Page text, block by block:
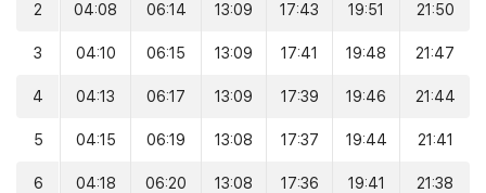
2 04:08 06:14 13:09 17:43 19:51 21:50
3 04:10 06:15 13:09 17:41 19:48 21:47
4 04:13 06:17 13:09 17:39 19:46 21:44
5 04:15 06:19 13:08 17:37 19:44 21:41
6 04:18 06:20 13:08 17:36 19:41 21:38